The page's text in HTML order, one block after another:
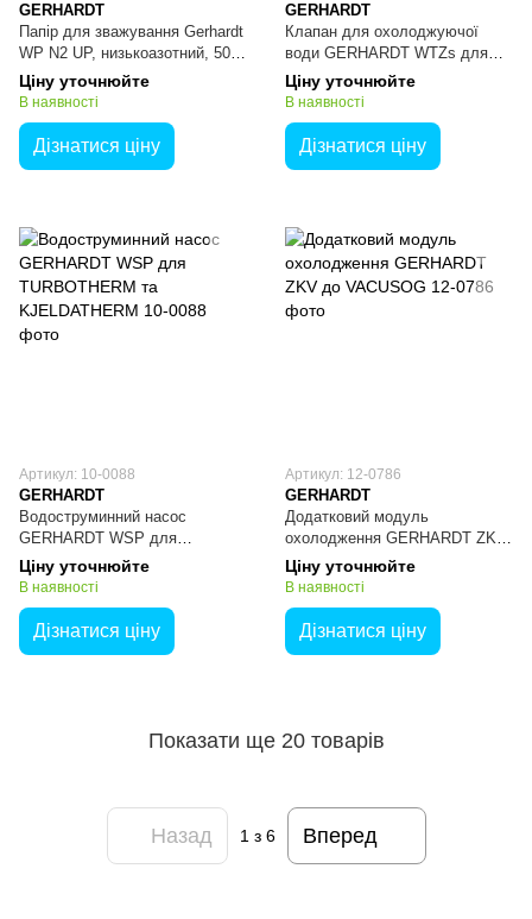
GERHARDT
Папір для зважування Gerhardt
WP N2 UP, низькоазотний, 500
шт
Ціну уточнюйте
В наявності
Дізнатися ціну
GERHARDT
Клапан для охолоджуючої
води GERHARDT WTZs для
KT-L
Ціну уточнюйте
В наявності
Дізнатися ціну
Артикул: 10-0088
GERHARDT
Водоструминний насос
GERHARDT WSP для
TURBOTHERM та
KJELDATHERM
Ціну уточнюйте
В наявності
Дізнатися ціну
Артикул: 12-0786
GERHARDT
Додатковий модуль
охолодження GERHARDT ZKV
до VACUSOG
Ціну уточнюйте
В наявності
Дізнатися ціну
Показати ще 20 товарів
Назад 1 з 6 Вперед